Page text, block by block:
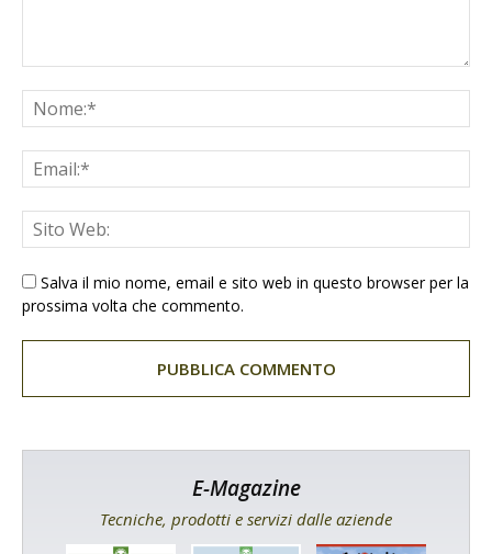
Salva il mio nome, email e sito web in questo browser per la
prossima volta che commento.
E-Magazine
Tecniche, prodotti e servizi dalle aziende